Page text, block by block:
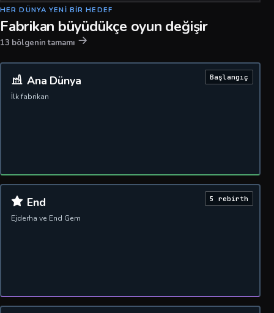
HER DÜNYA YENI BIR HEDEF
Fabrikan büyüdükçe oyun değişir
13 bölgenin tamamı
Başlangıç
Ana Dünya
İlk fabrikan
5 rebirth
End
Ejderha ve End Gem